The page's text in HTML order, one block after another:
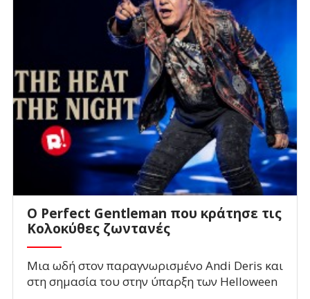
Ο Perfect Gentleman που κράτησε τις
Κολοκύθες ζωντανές
Μια ωδή στον παραγνωρισμένο Andi Deris και
στη σημασία του στην ύπαρξη των Helloween